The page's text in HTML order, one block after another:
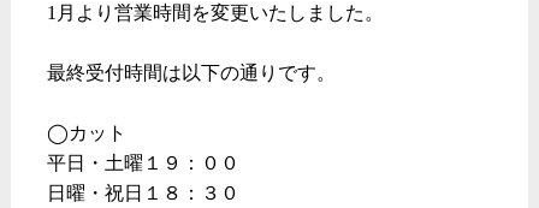
1月より営業時間を変更いたしました。
最終受付時間は以下の通りです。
◯カット
平日・土曜１９：００
日曜・祝日１８：３０